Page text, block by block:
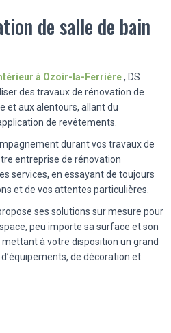
de salle de bain
à Ozoir-la-Ferrière, DS
des travaux de rénovation de
et aux alentours, allant du
de revêtements.
durant vos travaux de
entreprise de rénovation
services, en essayant de toujours
et de vos attentes particulières.
ses solutions sur mesure pour
peu importe sa surface et son
à votre disposition un grand
de décoration et